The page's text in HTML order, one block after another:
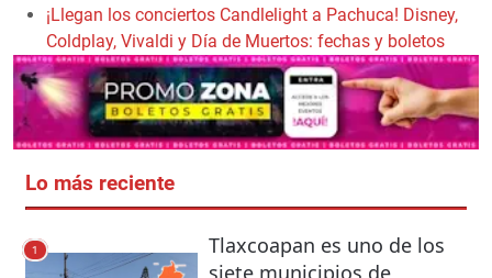
¡Llegan los conciertos Candlelight a Pachuca! Disney,
Coldplay, Vivaldi y Día de Muertos: fechas y boletos
Lo más reciente
1
Tlaxcoapan es uno de los
siete municipios de